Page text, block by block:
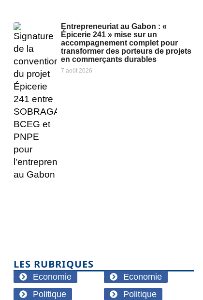
Entrepreneuriat au Gabon : «
Épicerie 241 » mise sur un
accompagnement complet pour
transformer des porteurs de projets
en commerçants durables
7 août 2026
LES RUBRIQUES
Economie
Politique
Economie
Politique